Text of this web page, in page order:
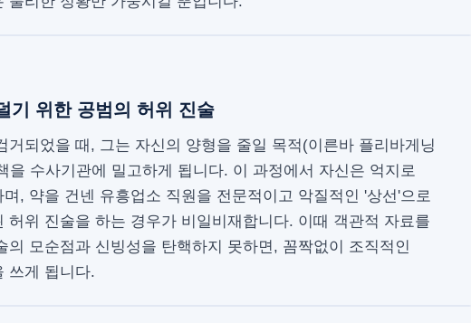
기 위한 공범의 허위 진술
거되었을 때, 그는 자신의 양형을 줄일 목적(이른바 플리바게닝
을 수사기관에 밀고하게 됩니다. 이 과정에서 자신은 억지로
, 약을 건넨 유흥업소 직원을 전문적이고 악질적인 '상선'으로
허위 진술을 하는 경우가 비일비재합니다. 이때 객관적 자료를
의 모순점과 신빙성을 탄핵하지 못하면, 꼼짝없이 조직적인
쓰게 됩니다.